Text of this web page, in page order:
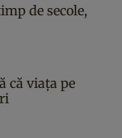
de secole,
că viața pe